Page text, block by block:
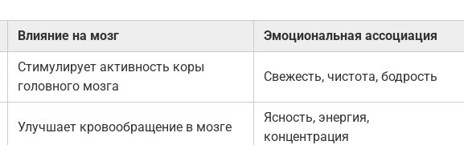
Влияние на мозг Эмоциональная ассоциация
Стимулирует активность коры
головного мозга
Свежесть, чистота, бодрость
Улучшает кровообращение в мозге
Ясность, энергия,
концентрация